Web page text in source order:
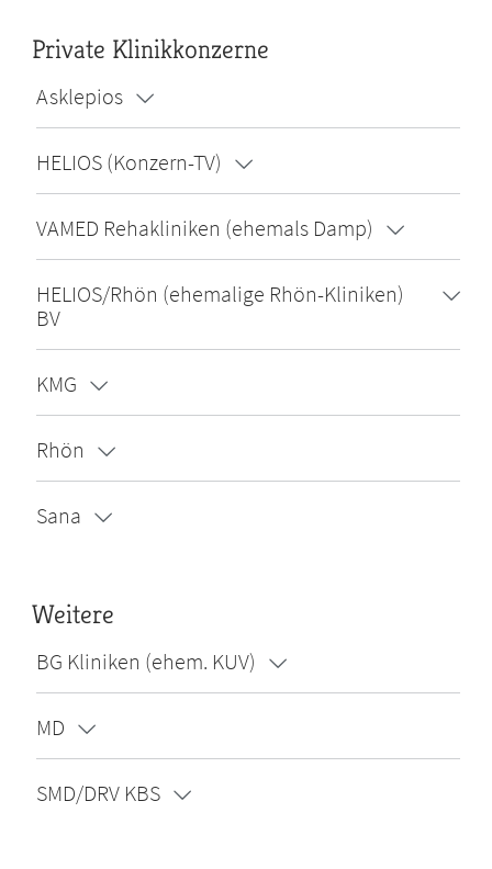
Private Klinikkonzerne
Asklepios
HELIOS (Konzern-TV)
VAMED Rehakliniken (ehemals Damp)
HELIOS/Rhön (ehemalige Rhön-Kliniken)
BV
KMG
Rhön
Sana
Weitere
BG Kliniken (ehem. KUV)
MD
SMD/DRV KBS